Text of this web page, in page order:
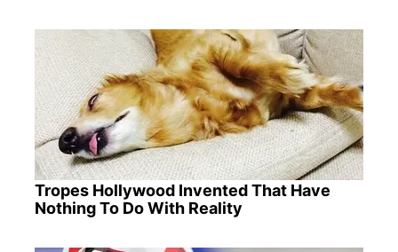
Tropes Hollywood Invented That Have
Nothing To Do With Reality